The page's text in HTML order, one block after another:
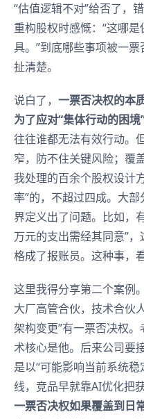
“估值逻辑不对”给否了，
重构股权时感慨：“这哪
具。”到底哪些事项被一
扯清楚。
说白了， 一票否决权的本
为了应对“集体行动的困境
往往谁都无法有效行动。
窄，防不住关键风险；覆
我处理的百余个股权设计
率”的，不超过四成。大
界定义出了问题。比如，
万元的支出需经其同意”
格成了报账员。这种事，
这里我得分享第二个案例
大厂高管合伙，技术合伙
架构变更”有一票否决权
术核心是他。后来公司要
是以“可能影响当前系统
线，竞品早就靠AI优化把
一票否决权如果覆盖到日